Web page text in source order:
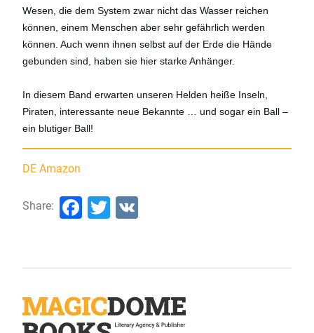
Wesen, die dem System zwar nicht das Wasser reichen
können, einem Menschen aber sehr gefährlich werden
können. Auch wenn ihnen selbst auf der Erde die Hände
gebunden sind, haben sie hier starke Anhänger.
In diesem Band erwarten unseren Helden heiße Inseln,
Piraten, interessante neue Bekannte … und sogar ein Ball –
ein blutiger Ball!
DE Amazon
Share: Facebook
Twitter